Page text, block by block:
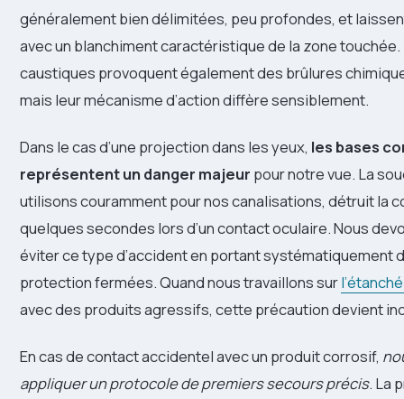
généralement bien délimitées, peu profondes, et
avec un blanchiment caractéristique de la zone
caustiques provoquent également des brûlures
mais leur mécanisme d’action diffère sensiblement.
Dans le cas d’une projection dans les yeux, les bases
représentent un danger majeur pour notre vue. La
utilisons couramment pour nos canalisations, détruit la
quelques secondes lors d’un contact oculaire. Nous
éviter ce type d’accident en portant systématiquement
protection fermées. Quand nous travaillons sur
avec des produits agressifs, cette précaution devient
En cas de contact accidentel avec un produit corrosif,
appliquer un protocole de premiers secours précis. La